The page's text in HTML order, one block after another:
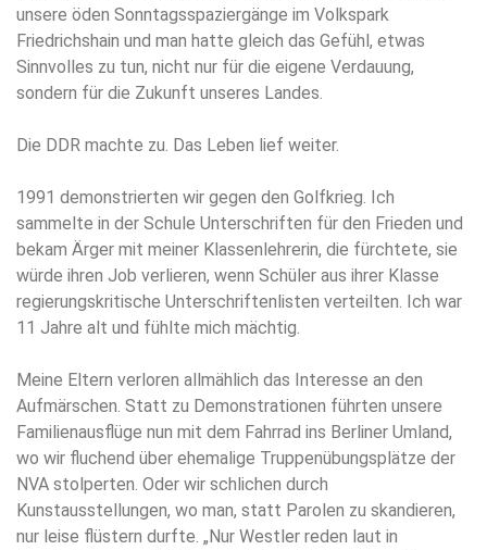
unsere öden Sonntagsspaziergänge im Volkspark
Friedrichshain und man hatte gleich das Gefühl, etwas
Sinnvolles zu tun, nicht nur für die eigene Verdauung,
sondern für die Zukunft unseres Landes.
Die DDR machte zu. Das Leben lief weiter.
1991 demonstrierten wir gegen den Golfkrieg. Ich
sammelte in der Schule Unterschriften für den Frieden und
bekam Ärger mit meiner Klassenlehrerin, die fürchtete, sie
würde ihren Job verlieren, wenn Schüler aus ihrer Klasse
regierungskritische Unterschriftenlisten verteilten. Ich war
11 Jahre alt und fühlte mich mächtig.
Meine Eltern verloren allmählich das Interesse an den
Aufmärschen. Statt zu Demonstrationen führten unsere
Familienausflüge nun mit dem Fahrrad ins Berliner Umland,
wo wir fluchend über ehemalige Truppenübungsplätze der
NVA stolperten. Oder wir schlichen durch
Kunstausstellungen, wo man, statt Parolen zu skandieren,
nur leise flüstern durfte. „Nur Westler reden laut in